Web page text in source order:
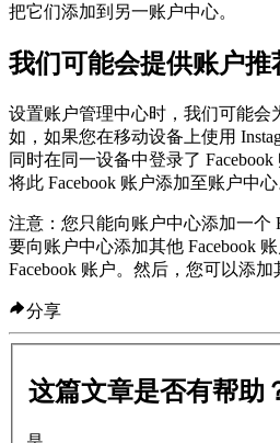
把它们添加到另一账户中心。
我们可能会提供账户推
设置账户管理中心时，我们可能会
如，如果您在移动设备上使用
同时在同一设备中登录了
将此 Facebook 账户添加至账户中心
注意： 您只能向账户中心添加一个
要向账户中心添加其他 Facebook
Facebook 账户。然后，您可以添加
分享
这篇文章是否有帮助